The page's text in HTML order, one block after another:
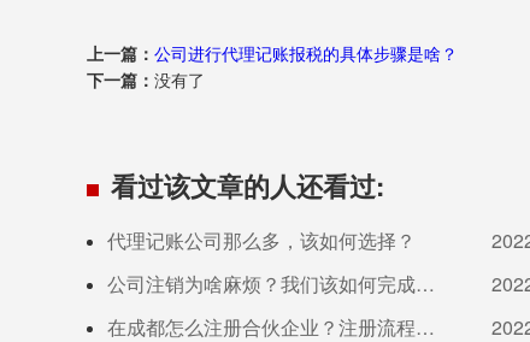
上一篇： 公司进行代理记账报税的具体步骤是啥？
下一篇： 没有了
看过该文章的人还看过:
代理记账公司那么多，该如何选择？
公司注销为啥麻烦？我们该如何完成公
司注销？
在成都怎么注册合伙企业？注册流程是